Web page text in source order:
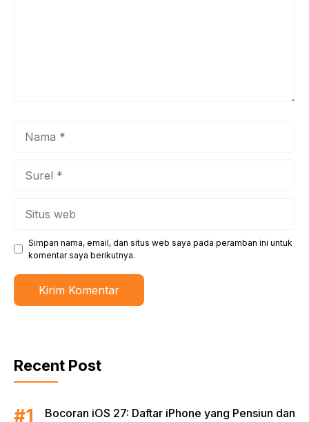
Simpan nama, email, dan situs web saya pada peramban ini untuk
komentar saya berikutnya.
Recent Post
Bocoran iOS 27: Daftar iPhone yang Pensiun dan